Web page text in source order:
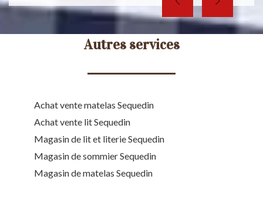
Autres services
Achat vente matelas Sequedin
Achat vente lit Sequedin
Magasin de lit et literie Sequedin
Magasin de sommier Sequedin
Magasin de matelas Sequedin